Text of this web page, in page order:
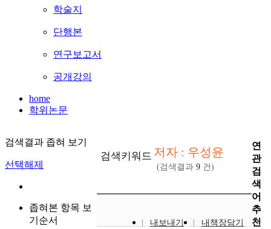
학술지
단행본
연구보고서
공개강의
home
학위논문
검색결과 좁혀 보기
선택해제
좁혀본 항목 보
기순서
검색키워드 저자 : 우성윤
(검색결과 9 건)
내보내기
내책장담기
연
관
검
색
어
추
천